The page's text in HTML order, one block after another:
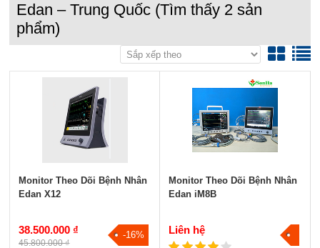
Edan – Trung Quốc (Tìm thấy 2 sản
phẩm)
Monitor Theo Dõi Bệnh Nhân
Edan X12
38.500.000 ₫
45.800.000 ₫
-16%
Monitor Theo Dõi Bệnh Nhân
Edan iM8B
Liên hệ